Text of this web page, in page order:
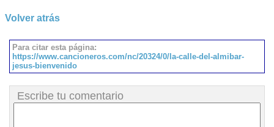
Volver atrás
Para citar esta página:
https://www.cancioneros.com/nc/20324/0/la-calle-del-almibar-
jesus-bienvenido
Escribe tu comentario